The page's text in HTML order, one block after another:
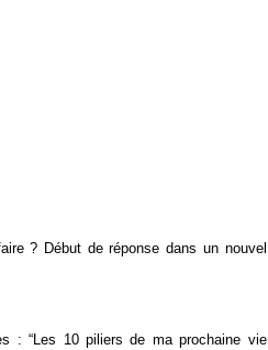
? Début de réponse dans un nouvel
: “Les 10 piliers de ma prochaine vie